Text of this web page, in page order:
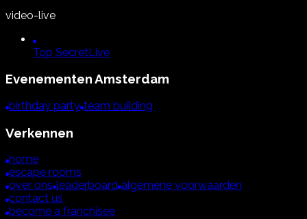
video-live
Top SecretLive
EvenementenAmsterdam
birthday party team building
Verkennen
home
escape rooms
over ons leaderboard algemene voorwaarden
contact us
become a franchisee